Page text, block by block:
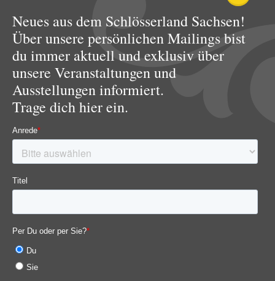
Neues aus dem Schlösserland Sachsen!
Über unsere persönlichen Mailings bist
du immer aktuell und exklusiv über
unsere Veranstaltungen und
Ausstellungen informiert.
Trage dich hier ein.